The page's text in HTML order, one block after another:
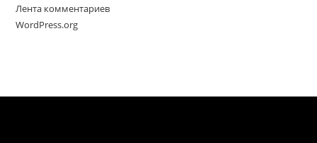
Лента комментариев
WordPress.org